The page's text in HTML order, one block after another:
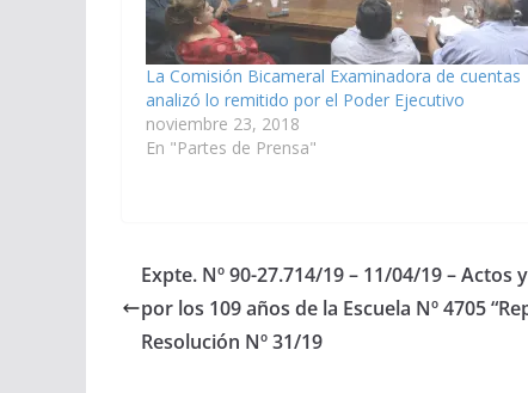
La Comisión Bicameral Examinadora de cuentas
analizó lo remitido por el Poder Ejecutivo
noviembre 23, 2018
En "Partes de Prensa"
Expte. Nº 90-27.714/19 – 11/04/19 –
por los 109 años de la Escuela Nº 4705
Resolución Nº 31/19